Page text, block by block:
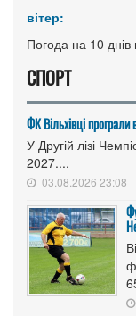
вітер:
Погода на 10 днів
СПОРТ
ФК Вільхівці програли
У Другій лізі
2027....
03.08.2026 23:08